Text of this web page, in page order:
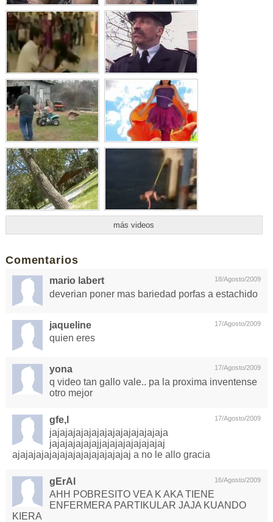
más videos
Comentarios
18/Agosto/2009
mario labert
deverian poner mas bariedad porfas a estachido
17/Agosto/2009
jaqueline
quien eres
17/Agosto/2009
yona
q video tan gallo vale.. pa la proxima inventense
otro mejor
17/Agosto/2009
gfe,l
jajajajajajajajajajajajajajaja
jajajajajajajjajajajajajajajaj
ajajajajajajajajajajajajajajaj a no le allo gracia
16/Agosto/2009
gErAl
AHH POBRESITO VEA K AKA TIENE
ENFERMERA PARTIKULAR JAJA KUANDO
KIERA